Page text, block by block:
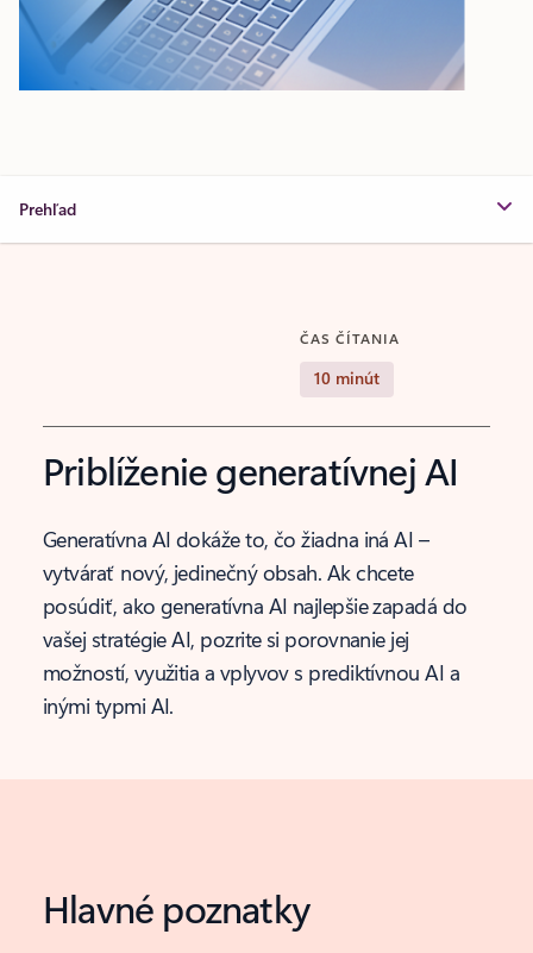
Prehľad
ČAS ČÍTANIA
10 minút
Priblíženie generatívnej AI
Generatívna AI dokáže to, čo žiadna iná AI –
vytvárať nový, jedinečný obsah. Ak chcete
posúdiť, ako generatívna AI najlepšie zapadá do
vašej stratégie AI, pozrite si porovnanie jej
možností, využitia a vplyvov s prediktívnou AI a
inými typmi AI.
Hlavné poznatky